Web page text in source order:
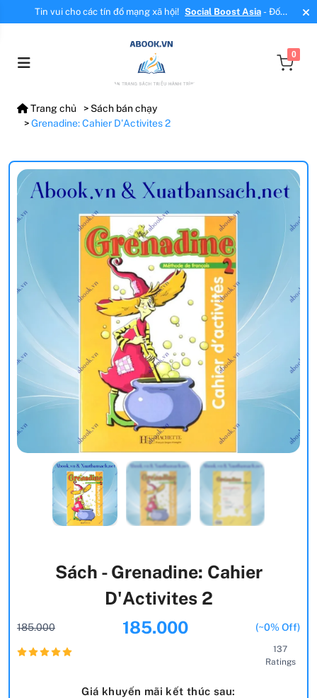
Tin vui cho các tín đồ mạng xã hội! Social Boost Asia- Đối
tác mới, cung cấp dịch vụ tăng tương tác, tăng follow uy tín!
0
Trang chủ
Sách bán chạy
Grenadine: Cahier D'Activites 2
Sách - Grenadine: Cahier
D'Activites 2
185.000 185.000 (~0% Off)
137
Ratings
Giá khuyến mãi kết thúc sau: